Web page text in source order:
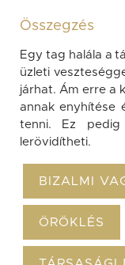
Összegzés
Egy tag halála a
üzleti
járhat. Ám erre a
annak enyhítése
tenni. Ez pedig
lerövidítheti.
BIZALMI
ÖRÖKLÉS